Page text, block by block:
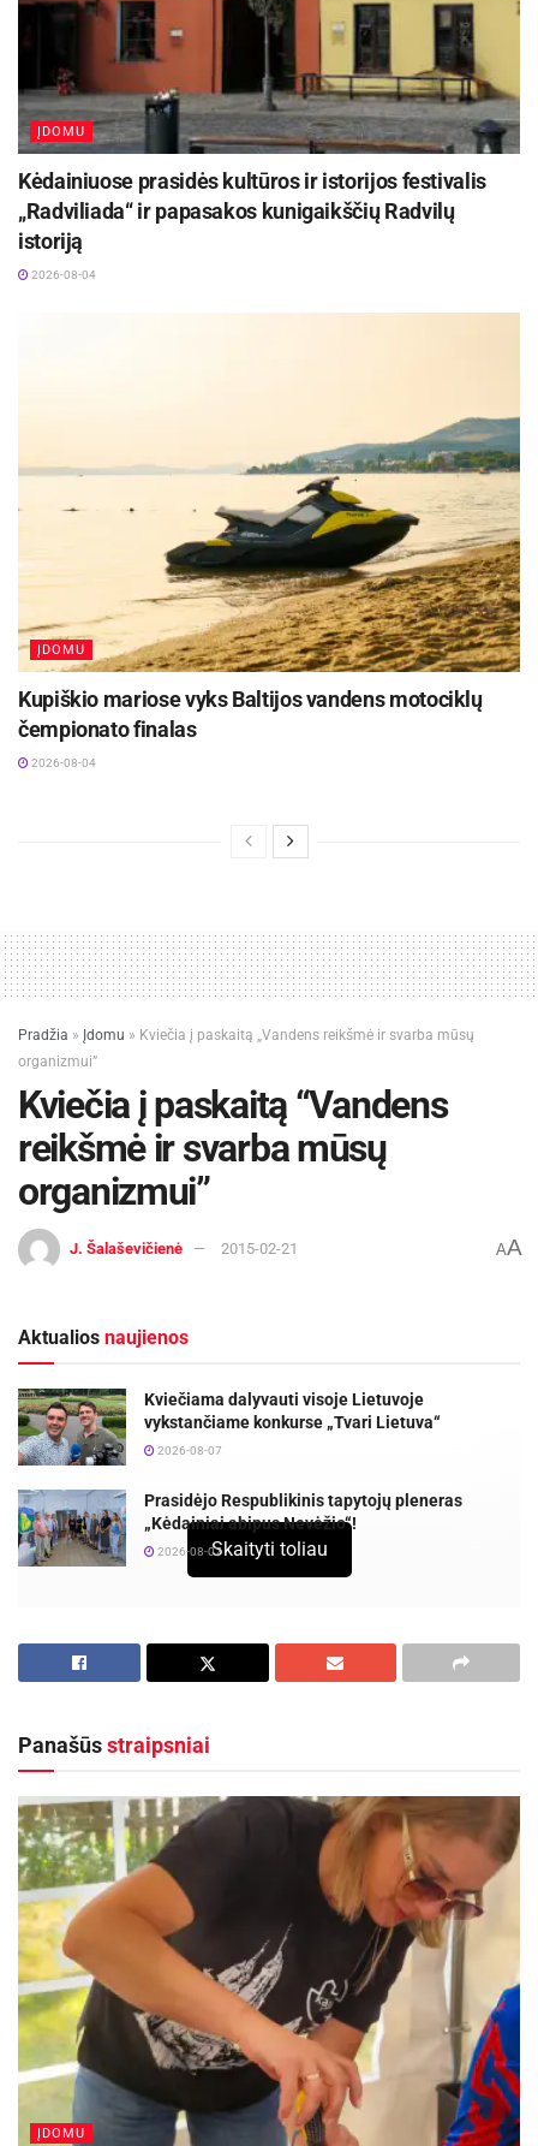
ĮDOMU
Kėdainiuose prasidės kultūros ir istorijos festivalis
„Radviliada“ ir papasakos kunigaikščių Radvilų
istoriją
2026-08-04
ĮDOMU
Kupiškio mariose vyks Baltijos vandens motociklų
čempionato finalas
2026-08-04
Pradžia » Įdomu » Kviečia į paskaitą „Vandens reikšmė ir svarba mūsų
organizmui”
Kviečia į paskaitą “Vandens
reikšmė ir svarba mūsų
organizmui”
J. Šalaševičienė 2015-02-21 AA
Aktualios naujienos
Kviečiama dalyvauti visoje Lietuvoje
vykstančiame konkurse „Tvari Lietuva“
2026-08-07
Prasidėjo Respublikinis tapytojų pleneras
„Kėdainiai abipus Nevėžio“!
2026-08-07Skaityti toliau
Panašūsstraipsniai
ĮDOMU